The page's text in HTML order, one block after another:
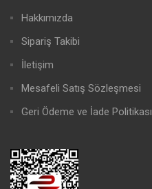
Hakkımızda
Sipariş Takibi
İletişim
Mesafeli Satış Sözleşmesi
Geri Ödeme ve İade Politikası